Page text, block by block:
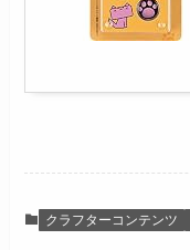
クラフターコンテンツ